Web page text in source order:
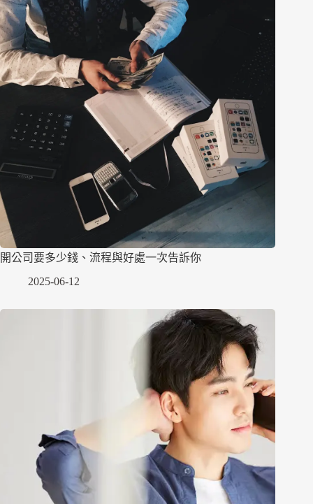
開公司要多少錢、流程與好處一次告訴你
2025-06-12